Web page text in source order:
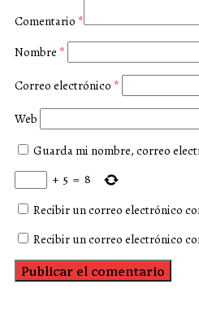
Comentario *
Nombre *
Correo electrónico *
Web
Guarda mi nombre, correo
+ 5 = 8
Recibir un correo electrónico
Recibir un correo electrónico